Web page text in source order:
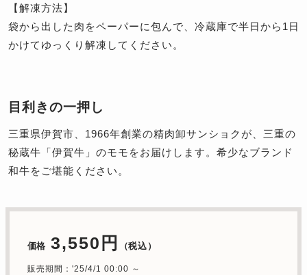
【解凍方法】
袋から出した肉をペーパーに包んで、冷蔵庫で半日から1日
かけてゆっくり解凍してください。
目利きの一押し
三重県伊賀市、1966年創業の精肉卸サンショクが、三重の
秘蔵牛「伊賀牛」のモモをお届けします。希少なブランド
和牛をご堪能ください。
価格 3,550円 （税込）
販売期間：'25/4/1 00:00 ～